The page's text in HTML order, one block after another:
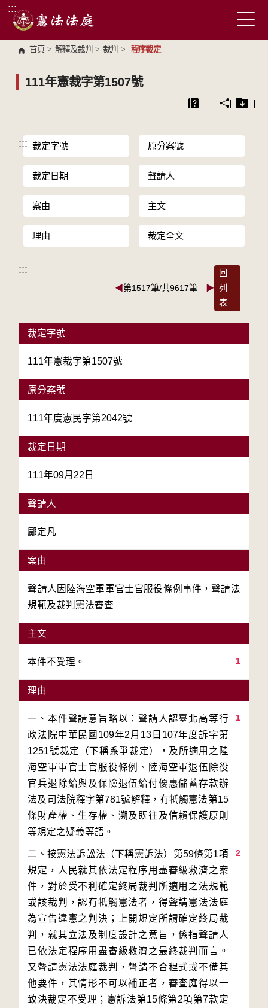
跳到主要內容區塊
:::
首頁 > 解釋及裁判 > 裁判 > 程序裁定
111年憲裁字第1507號
::: 裁定字號 原分案號
裁定日期 聲請人
案由 主文
理由 裁定全文
:::
◀第1517筆/共9617筆 ▶
回
列
表
裁定字號
111年憲裁字第1507號
原分案號
111年度憲民字第2042號
裁定日期
111年09月22日
聲請人
鄺定凡
案由
聲請人因陸海空軍軍官士官服役條例事件，聲請法
規範及裁判憲法審查
主文
1
本件不受理。
理由
1
一、本件聲請意旨略以：聲請人認臺北高等行
政法院中華民國109年2月13日107年度訴字第
1251號裁定（下稱系爭裁定），及所適用之陸
海空軍軍官士官服役條例、陸海空軍退伍除役
官兵退除給與及保險退伍給付優惠儲蓄存款辦
法及司法院釋字第781號解釋，有牴觸憲法第15
條財產權、生存權、溯及既往及信賴保護原則
2
二、按憲法訴訟法（下稱憲訴法）第59條第1項
規定，人民就其依法定程序用盡審級救濟之案
件，對於受不利確定終局裁判所適用之法規範
或該裁判，認有牴觸憲法者，得聲請憲法法庭
為宣告違憲之判決；上開規定所謂確定終局裁
判，就其立法及制度設計之意旨，係指聲請人
已依法定程序用盡審級救濟之最終裁判而言。
又聲請憲法法庭裁判，聲請不合程式或不備其
他要件，其情形不可以補正者，審查庭得以一
致決裁定不受理；憲訴法第15條第2項第7款定